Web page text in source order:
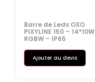
Barre de Leds OXO
PIXYLINE 150 – 14*10W
RGBW – IP65
Ajouter au devis